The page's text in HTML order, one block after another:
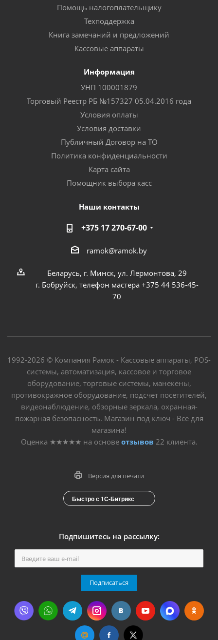
Помощь налогоплательщику
Техподдержка
Книга замечаний и предложений
Кассовые аппараты
Информация
УНП 100001879
Торговый Реестр РБ №157327 05.04.2016 года
Условия оплаты
Условия доставки
Публичный Договор на ТО
Политика конфиденциальности
Карта сайта
Помощник выбора касс
Наши контакты
+375 17 270-67-00
ramok@ramok.by
Беларусь, г. Минск, ул. Лермонтова, 29
г. Бобруйск, телефон мастера +375 44 536-45-
70
1992-2026 © Компания Рамок - Кассовые аппараты, POS-
системы, автоматизация, кассовое и торговое
оборудование, торговые системы, манекены,
противокражное оборудование, подсчет посетителей,
видеонаблюдение, обзорные зеркала, охранная-
пожарная безопасность. Магазин под ключ - Все для
магазина!
Оценка ★★★★★ на основе отзывов 22 клиента.
Версия для печати
Быстро с 1С-Битрикс
Подпишитесь на рассылку:
Подписаться